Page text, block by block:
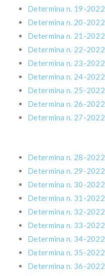
Determina n. 19-2022
Determina n. 20-2022
Determina n. 21-2022
Determina n. 22-2022
Determina n. 23-2022
Determina n. 24-2022
Determina n. 25-2022
Determina n. 26-2022
Determina n. 27-2022
Determina n. 28-2022
Determina n. 29-2022
Determina n. 30-2022
Determina n. 31-2022
Determina n. 32-2022
Determina n. 33-2022
Determina n. 34-2022
Determina n. 35-2022
Determina n. 36-2022